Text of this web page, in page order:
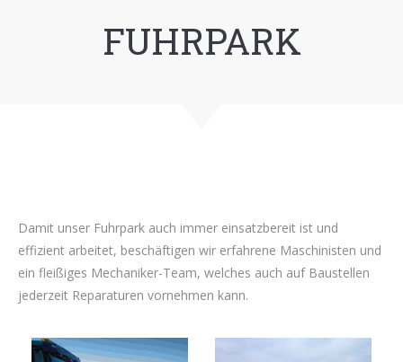
FUHRPARK
Damit unser Fuhrpark auch immer einsatzbereit ist und
effizient arbeitet, beschäftigen wir erfahrene Maschinisten und
ein fleißiges Mechaniker-Team, welches auch auf Baustellen
jederzeit Reparaturen vornehmen kann.